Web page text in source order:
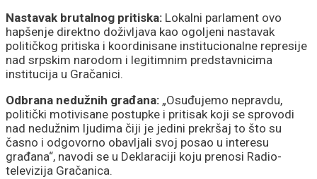
Nastavak brutalnog pritiska: Lokalni parlament ovo
hapšenje direktno doživljava kao ogoljeni nastavak
političkog pritiska i koordinisane institucionalne represije
nad srpskim narodom i legitimnim predstavnicima
institucija u Gračanici.
Odbrana nedužnih građana: „Osuđujemo nepravdu,
politički motivisane postupke i pritisak koji se sprovodi
nad nedužnim ljudima čiji je jedini prekršaj to što su
časno i odgovorno obavljali svoj posao u interesu
građana“, navodi se u Deklaraciji koju prenosi Radio-
televizija Gračanica.